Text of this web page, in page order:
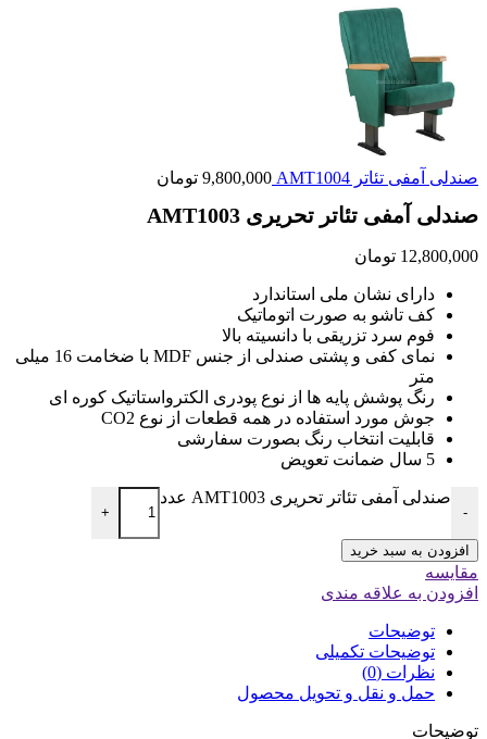
صندلی آمفی تئاتر AMT1004 9,800,000 تومان
صندلی آمفی تئاتر تحریری AMT1003
12,800,000 تومان
دارای نشان ملی استاندارد
کف تاشو به صورت اتوماتیک
فوم سرد تزریقی با دانسیته بالا
نمای کفی و پشتی صندلی از جنس MDF با ضخامت 16 میلی
متر
رنگ پوشش پایه ها از نوع پودری الکترواستاتیک کوره ای
جوش مورد استفاده در همه قطعات از نوع CO2
قابلیت انتخاب رنگ بصورت سفارشی
5 سال ضمانت تعویض
-
صندلی آمفی تئاتر تحریری AMT1003 عدد
+
افزودن به سبد خرید
مقایسه
افزودن به علاقه مندی
توضیحات
توضیحات تکمیلی
نظرات (0)
حمل و نقل و تحویل محصول
توضیحات